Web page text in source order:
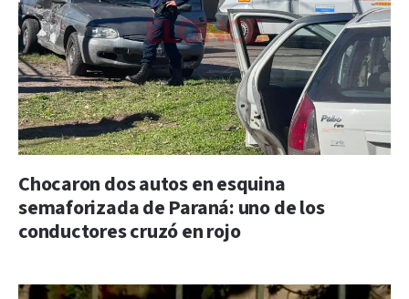
Chocaron dos autos en esquina
semaforizada de Paraná: uno de los
conductores cruzó en rojo